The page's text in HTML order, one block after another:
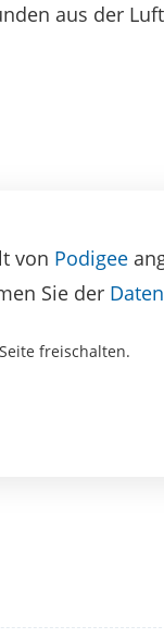
aus der
von Podigee
Sie der
freischalten.